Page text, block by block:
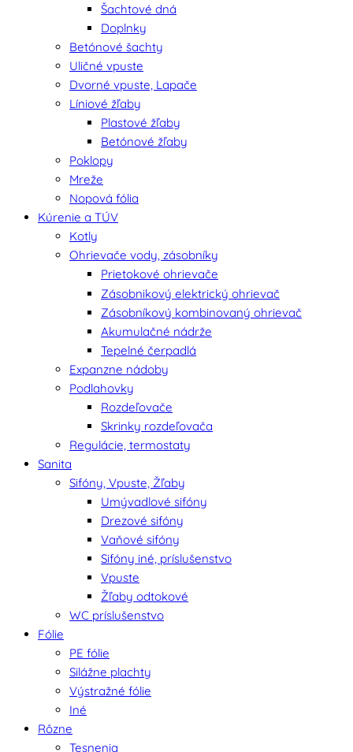
Šachtové dná
Doplnky
Betónové šachty
Uličné vpuste
Dvorné vpuste, Lapače
Líniové žľaby
Plastové žľaby
Betónové žľaby
Poklopy
Mreže
Nopová fólia
Kúrenie a TÚV
Kotly
Ohrievače vody, zásobníky
Prietokové ohrievače
Zásobnikový elektrický ohrievač
Zásobníkový kombinovaný ohrievač
Akumulačné nádrže
Tepelné čerpadlá
Expanzne nádoby
Podlahovky
Rozdeľovače
Skrinky rozdeľovača
Regulácie, termostaty
Sanita
Sifóny, Vpuste, Žľaby
Umývadlové sifóny
Drezové sifóny
Vaňové sifóny
Sifóny iné, príslušenstvo
Vpuste
Žľaby odtokové
WC príslušenstvo
Fólie
PE fólie
Silážne plachty
Výstražné fólie
Iné
Rôzne
Tesnenia